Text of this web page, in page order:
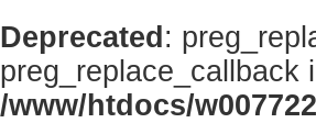
Deprecated :
preg_replace_callback
/www/htdocs/